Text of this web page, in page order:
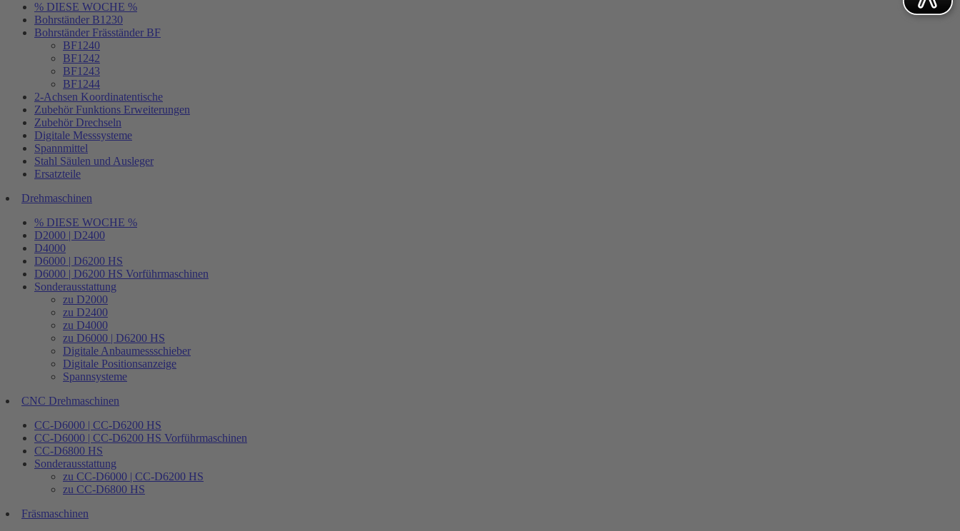
% DIESE WOCHE %
Bohrständer B1230
Bohrständer Fräsständer BF
BF1240
BF1242
BF1243
BF1244
2-Achsen Koordinatentische
Zubehör Funktions Erweiterungen
Zubehör Drechseln
Digitale Messsysteme
Spannmittel
Stahl Säulen und Ausleger
Ersatzteile
Drehmaschinen
% DIESE WOCHE %
D2000 | D2400
D4000
D6000 | D6200 HS
D6000 | D6200 HS Vorführmaschinen
Sonderausstattung
zu D2000
zu D2400
zu D4000
zu D6000 | D6200 HS
Digitale Anbaumessschieber
Digitale Positionsanzeige
Spannsysteme
CNC Drehmaschinen
CC-D6000 | CC-D6200 HS
CC-D6000 | CC-D6200 HS Vorführmaschinen
CC-D6800 HS
Sonderausstattung
zu CC-D6000 | CC-D6200 HS
zu CC-D6800 HS
Fräsmaschinen